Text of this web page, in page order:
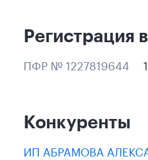
Регистрация
ПФР № 1227819644
Конкуренты
ИП АБРАМОВА